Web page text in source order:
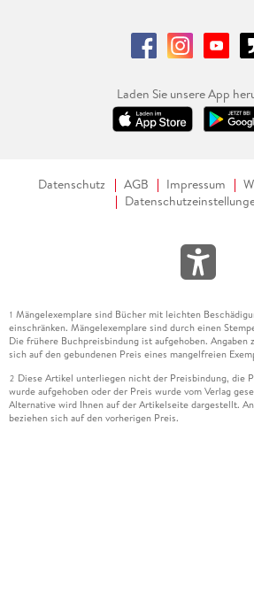
Laden Sie unsere App
Datenschutz AGB Impressum
1 Mängelexemplare sind Bücher mit leichten
einschränken. Mängelexemplare sind durch einen
Die frühere Buchpreisbindung ist aufgehoben. Angaben
sich auf den gebundenen Preis eines mangelfreien
2 Diese Artikel unterliegen nicht der Preisbindung, die
wurde aufgehoben oder der Preis wurde vom Verlag
Alternative wird Ihnen auf der Artikelseite dargestellt.
beziehen sich auf den vorherigen Preis.